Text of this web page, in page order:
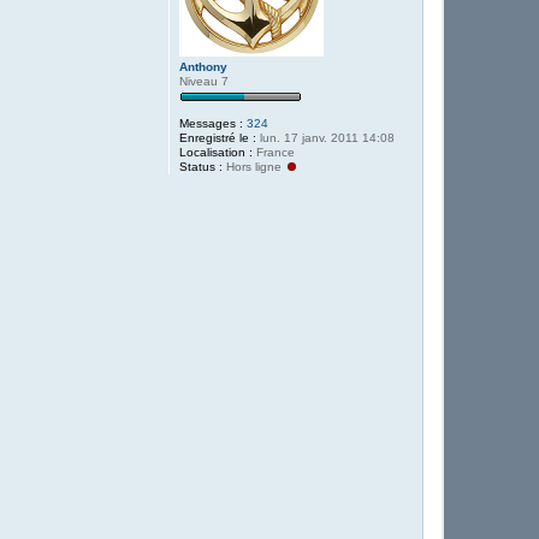
Anthony
Niveau 7
Messages : 324
Enregistré le : lun. 17 janv. 2011 14:08
Localisation : France
Status : Hors ligne